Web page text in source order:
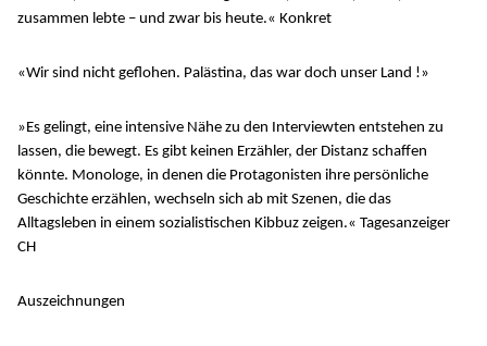
zusammen lebte – und zwar bis heute.« Konkret
«Wir sind nicht geflohen. Palästina, das war doch unser Land !»
»Es gelingt, eine intensive Nähe zu den Interviewten entstehen zu
lassen, die bewegt. Es gibt keinen Erzähler, der Distanz schaffen
könnte. Monologe, in denen die Protagonisten ihre persönliche
Geschichte erzählen, wechseln sich ab mit Szenen, die das
Alltagsleben in einem sozialistischen Kibbuz zeigen.« Tagesanzeiger
CH
Auszeichnungen